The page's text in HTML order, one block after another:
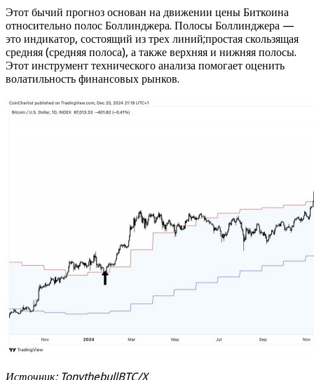
Этот бычий прогноз основан на движении цены Биткоина
относительно полос Боллинджера. Полосы Боллинджера —
это индикатор, состоящий из трех линий;простая скользящая
средняя (средняя полоса), а также верхняя и нижняя полосы.
Этот инструмент технического анализа помогает оценить
волатильность финансовых рынков.
Источник: TonythebullBTC/X